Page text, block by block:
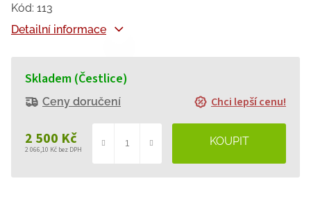
2 500 Kč
2 066,10 Kč bez DPH
cena:
Skladem (Čestlice)
Ceny doručení Chci lepší cenu!
Detailní informace
Kód: 113